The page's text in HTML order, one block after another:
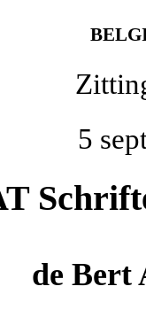
5
de Bert